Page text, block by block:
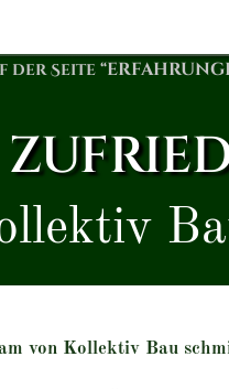
der Seite “
von Kollektiv Bau